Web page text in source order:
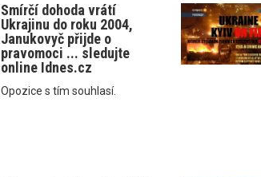
Smírčí dohoda vrátí
Ukrajinu do roku 2004,
Janukovyč přijde o
pravomoci ... sledujte
online Idnes.cz
Opozice s tím souhlasí.